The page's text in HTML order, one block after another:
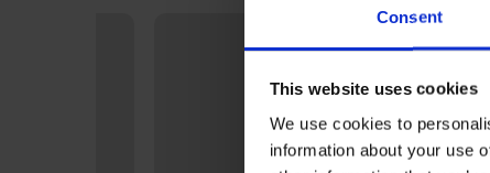
Consent
This website uses cookies
We use cookies to
information about your use